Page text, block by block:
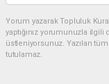
Yorum yazarak Topluluk
yaptığınız yorumunuzla ilgili
üstleniyorsunuz. Yazılan
tutulamaz.